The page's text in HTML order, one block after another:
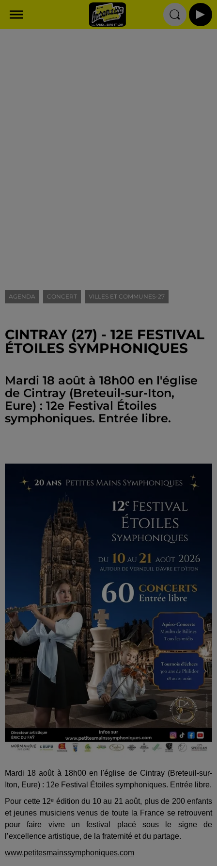
AGENDA CONCERT VILLES ET COMMUNES-27
CINTRAY (27) - 12E FESTIVAL
ÉTOILES SYMPHONIQUES
Mardi 18 août à 18h00 en l'église
de Cintray (Breteuil-sur-Iton,
Eure) : 12e Festival Étoiles
symphoniques. Entrée libre.
Mardi 18 août à 18h00 en l'église de Cintray (Breteuil-sur-
Iton, Eure) : 12e Festival Étoiles symphoniques. Entrée libre.
Pour cette 12ᵉ édition du 10 au 21 août, plus de 200 enfants
et jeunes musiciens venus de toute la France se retrouvent
pour faire vivre un festival placé sous le signe de
l’excellence artistique, de la fraternité et du partage.
www.petitesmainssymphoniques.com